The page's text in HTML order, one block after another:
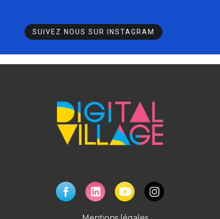
SUIVEZ NOUS SUR INSTAGRAM